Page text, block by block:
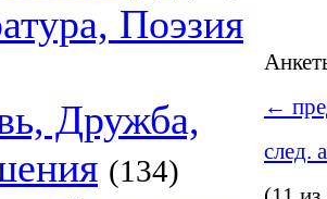
Поэзия
Дружба,
(134)
←
след.